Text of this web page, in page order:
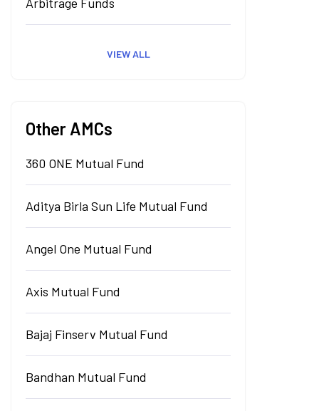
VIEW ALL
Other AMCs
360 ONE Mutual Fund
Aditya Birla Sun Life Mutual Fund
Angel One Mutual Fund
Axis Mutual Fund
Bajaj Finserv Mutual Fund
Bandhan Mutual Fund